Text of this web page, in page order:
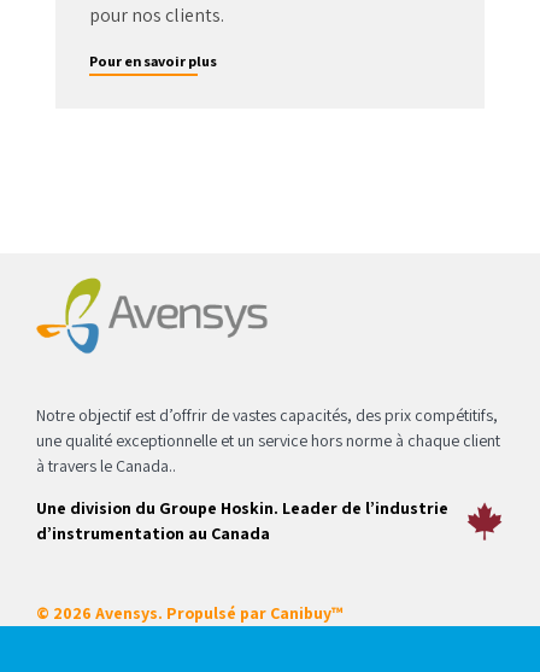
pour nos clients.
Pour en savoir plus
Notre objectif est d’offrir de vastes capacités, des prix compétitifs,
une qualité exceptionnelle et un service hors norme à chaque client
à travers le Canada..
Une division du Groupe Hoskin. Leader de l’industrie
d’instrumentation au Canada
© 2026 Avensys. Propulsé par Canibuy™